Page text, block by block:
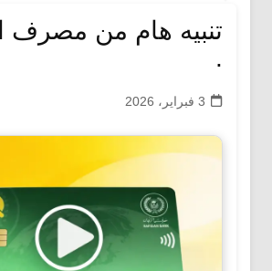
تنبيه هام من مصرف
.
3 فبراير، 2026